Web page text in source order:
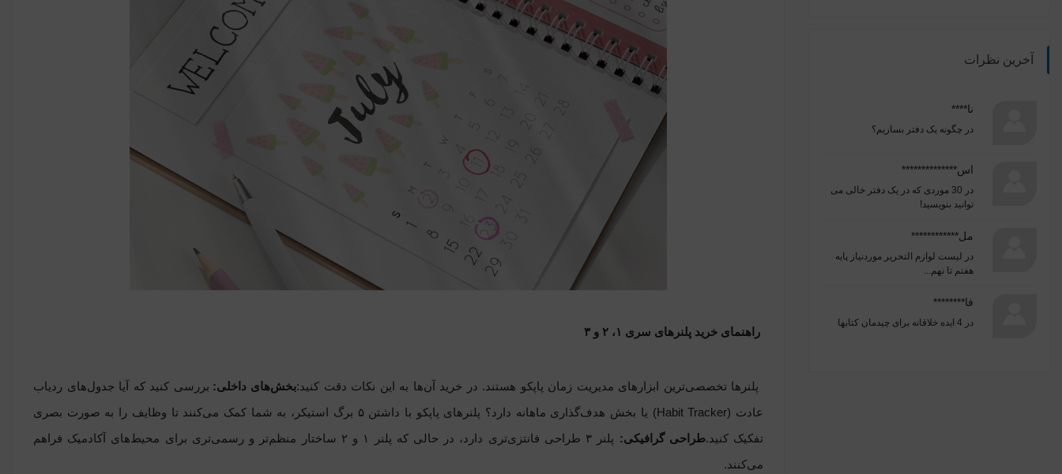
آخرین نظرات
نا****
در چگونه یک دفتر بسازیم؟
اس**************
در
30 موردی که در یک دفتر خالی می
توانید بنویسید!
مل************
در لیست لوازم التحریر موردنیاز پایه
هفتم تا نهم...
فا********
در 4 ایده خلاقانه برای چیدمان کتابها
راهنمای خرید پلنرهای سری ۱، ۲ و ۳
پلنرها تخصصی‌ترین ابزارهای مدیریت زمان پاپکو هستند. در خرید آن‌ها به این نکات دقت کنید:بخش‌های داخلی: بررسی کنید که آیا جدول‌های ردیاب
عادت (Habit Tracker) یا بخش هدف‌گذاری ماهانه دارد؟ پلنرهای پاپکو با داشتن ۵ برگ استیکر، به شما کمک می‌کنند تا وظایف را به صورت بصری
تفکیک کنید.طراحی گرافیکی:
پلنر ۳ طراحی فانتزی‌تری دارد، در حالی که پلنر ۱ و ۲ ساختار منظم‌تر و رسمی‌تری برای محیط‌های آکادمیک فراهم
می‌کنند.